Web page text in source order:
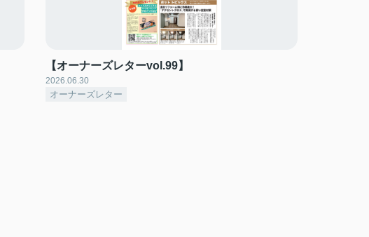
【オーナーズレターvol.99】
2026.06.30
オーナーズレター